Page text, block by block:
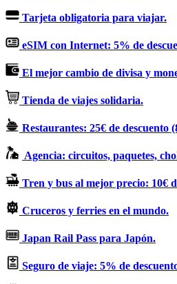
Tarjeta obligatoria para viajar.
eSIM con Internet: 5% de
El mejor cambio de divisa y
Tienda de viajes solidaria.
Restaurantes: 25€ de descuento
Agencia: circuitos, paquetes,
Tren y bus al mejor precio: 10€
Cruceros y ferries en el mundo.
Japan Rail Pass para Japón.
Seguro de viaje: 5% de